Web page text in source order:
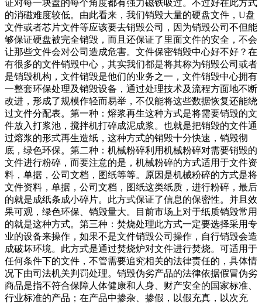
证对每一块盘的每个角度都有强力磁铁吸过。不过好在此方式
的消磁难度较低。由此看来，我们销毁大量的硬盘文件，U盘
文件或者芯片文件等应该要去销毁公司，因为销毁公司不但能
够保证硬盘被完全销毁，而且还保证了里面文件的安全，不会
让那些文件会对公司造成危害。文件保密销毁中心好不好？在
有很多的文件销毁中心，其实我们都是将其称为销毁公司或者
是销毁机构，文件销毁是他们的业务之一，文件销毁中心拥有
一整套环保处理及销毁设备，通过处理技术及流程方面地不断
改进，形成了规模作轻而易举，不仅能将这些数据恢复还能绕
过文件分配表。第一种：熔浆再生这种方式是将需要销毁的文
件放入打浆池，搅拌机打碎成泥成浆。也就是把销毁的文件通
过熔浆的形式再生造纸，这种方式的销毁十分快速，销毁彻
底，绿色环保。第二种：机械粉碎利用机械粉碎对需要销毁的
文件进行粉碎，而要注意的是，机械粉碎的方式适用于文件资
料，单据，公司文档，图纸等等。原因是机械粉碎的方式是将
文件资料，单据，公司文档，图纸这类纸质，进行粉碎，最后
的就是成纸条成小碎片。此方式保证了信息的保密性。并且效
果可观，绿色环保、销毁量大。目前市场上对于纸质销毁常用
的就是这种方式。第三种：焚烧处理此方式一定要选择采用专
业的设备来操作，如果不是文件销毁公司操作，自行销毁会造
成破坏环境。此方式是通过焚烧炉对文件进行焚烧。可适用于
任何条件下的文件，不管需要追究相关的法律责任的，具体情
况下由司法机关判罚处理。销毁伪劣产品的法律依据假冒伪劣
商品是指不符合保障人体健康和人身、财产安全的国家标准、
行业标准的产品；在产品中掺杂、掺假，以假充真，以次充